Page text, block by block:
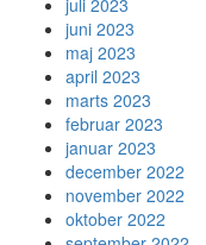
juli 2023
juni 2023
maj 2023
april 2023
marts 2023
februar 2023
januar 2023
december 2022
november 2022
oktober 2022